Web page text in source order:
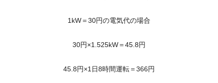
1kW＝30円の電気代の場合
30円×1.525kW＝45.8円
45.8円×1日8時間運転＝366円